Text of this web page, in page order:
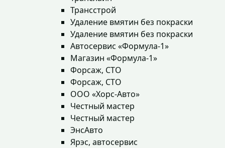
Трансстрой
Удаление вмятин без покраски
Удаление вмятин без покраски
Автосервис «Формула-1»
Магазин «Формула-1»
Форсаж, СТО
Форсаж, СТО
ООО «Хорс-Авто»
Честный мастер
Честный мастер
ЭнсАвто
Ярэс, автосервис